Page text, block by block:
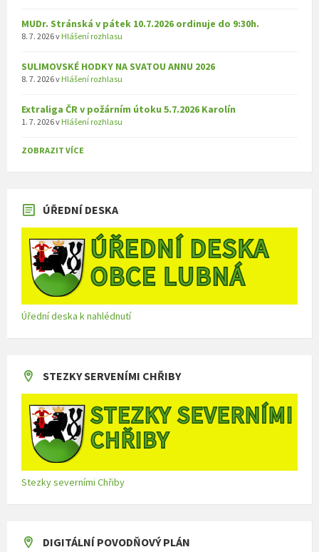
MUDr. Stránská v pátek 10.7.2026 ordinuje do 9:30h.
8. 7. 2026v Hlášení rozhlasu
SULIMOVSKÉ HODKY NA SVATOU ANNU 2026
8. 7. 2026v Hlášení rozhlasu
Extraliga ČR v požárním útoku 5.7.2026 Karolín
1. 7. 2026v Hlášení rozhlasu
ZOBRAZIT VÍCE
ÚŘEDNÍ DESKA
Úřední deska k nahlédnutí
STEZKY SERVENÍMI CHŘIBY
Stezky severními Chřiby
DIGITÁLNÍ POVODŇOVÝ PLÁN